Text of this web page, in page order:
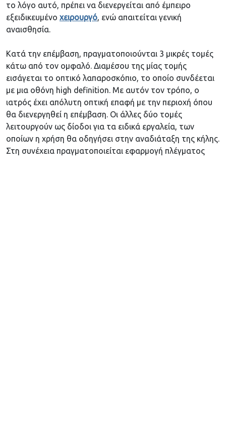
το λόγο αυτό, πρέπει να διενεργείται από έμπειρο
εξειδικευμένο χειρουργό, ενώ απαιτείται γενική
αναισθησία.
Κατά την επέμβαση, πραγματοποιούνται 3 μικρές τομές
κάτω από τον ομφαλό. Διαμέσου της μίας τομής
εισάγεται το οπτικό λαπαροσκόπιο, το οποίο συνδέεται
με μια οθόνη high definition. Με αυτόν τον τρόπο, ο
ιατρός έχει απόλυτη οπτική επαφή με την περιοχή όπου
θα διενεργηθεί η επέμβαση. Οι άλλες δύο τομές
λειτουργούν ως δίοδοι για τα ειδικά εργαλεία, των
οποίων η χρήση θα οδηγήσει στην αναδιάταξη της κήλης.
Στη συνέχεια πραγματοποιείται εφαρμογή πλέγματος